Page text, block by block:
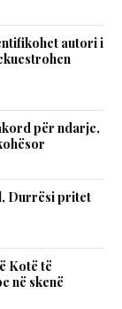
autori i
për ndarje,
Durrësi pritet
Kotë të
në skenë